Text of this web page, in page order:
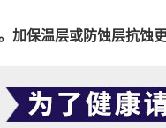
加保温层或防蚀层抗蚀